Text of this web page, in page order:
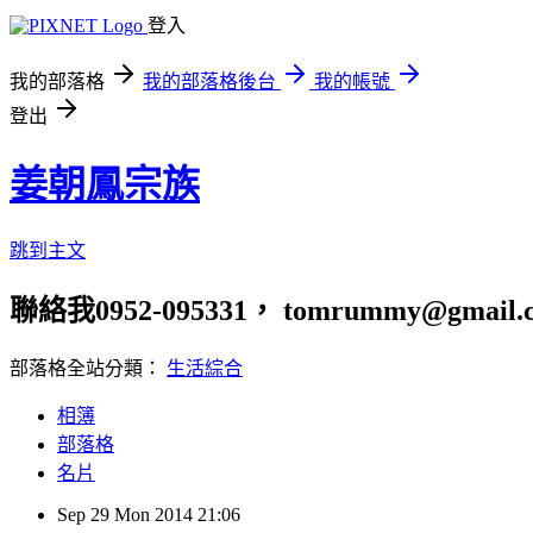
登入
我的部落格 我的部落格後台
我的帳號
登出
姜朝鳳宗族
跳到主文
聯絡我0952-095331，
部落格全站分類： 生活綜合
相簿
部落格
名片
Sep 29 Mon 2014 21:06